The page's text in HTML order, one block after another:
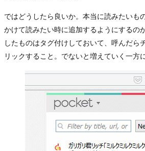
ではどうしたら良いか。本当に読みたいも
かけて読みたい時に追加するようにするの
したものはタグ付けしておいて、呼んだら
リックすること。でないと増えていく一方